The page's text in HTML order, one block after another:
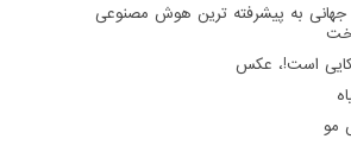
به پیشرفته ترین هوش مصنوعی
است!، عکس
مو